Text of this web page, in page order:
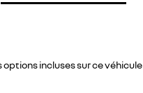
incluses sur ce véhicule